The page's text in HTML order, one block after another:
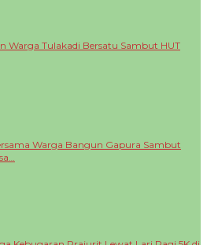
Warga Tulakadi Bersatu Sambut HUT
Warga Bangun Gapura Sambut